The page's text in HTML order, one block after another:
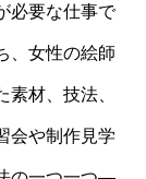
必要な仕事で
、女性の絵師
材、技法、
会や制作見学